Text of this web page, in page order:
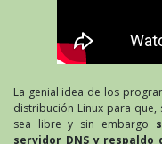
La genial idea de los
distribución Linux para
sea libre y sin embargo
servidor DNS y